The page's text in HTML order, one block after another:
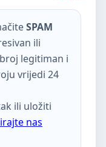
SPAM
ili
legitiman i
vrijedi 24
ili uložiti
nas